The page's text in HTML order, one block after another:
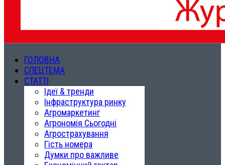
ГОЛОВНА
СПЕЦТЕМА
СТАТТІ
Ідеї & тренди
Інфраструктура ринку
Агромаркетинг
Агрономія Сьогодні
Агрострахування
Гість номера
Думки про важливе